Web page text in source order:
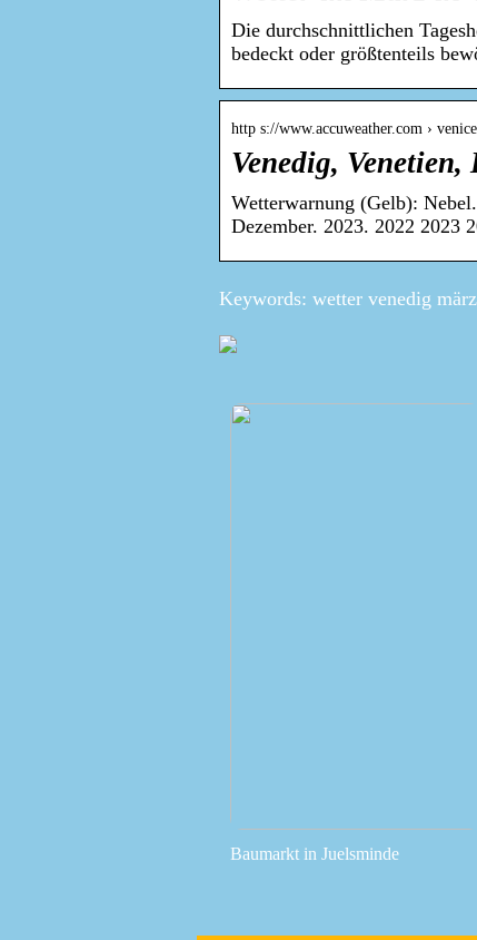
Die durchschnittlichen
bedeckt oder größtenteils
http s://www.accuweather.com ›
Venedig,
Wetterwarnung (Gelb):
Dezember. 2023. 2022 2023
Keywords: wetter venedig
Baumarkt in Juelsminde